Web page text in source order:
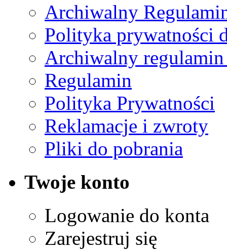
Archiwalny
Polityka prywatności
Archiwalny
Regulamin
Polityka Prywatności
Reklamacje i zwroty
Pliki do pobrania
Twoje konto
Logowanie do konta
Zarejestruj się